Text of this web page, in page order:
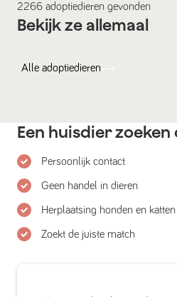
2266 adoptiedieren gevonden
Bekijk ze allemaal
Alle adoptiedieren
Een huisdier
Persoonlijk contact
Geen handel in dieren
Herplaatsing honden en
Zoekt de juiste match